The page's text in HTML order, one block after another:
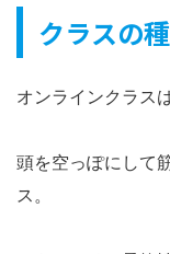
クラスの
オンラインクラス
頭を空っぽにして
ス。